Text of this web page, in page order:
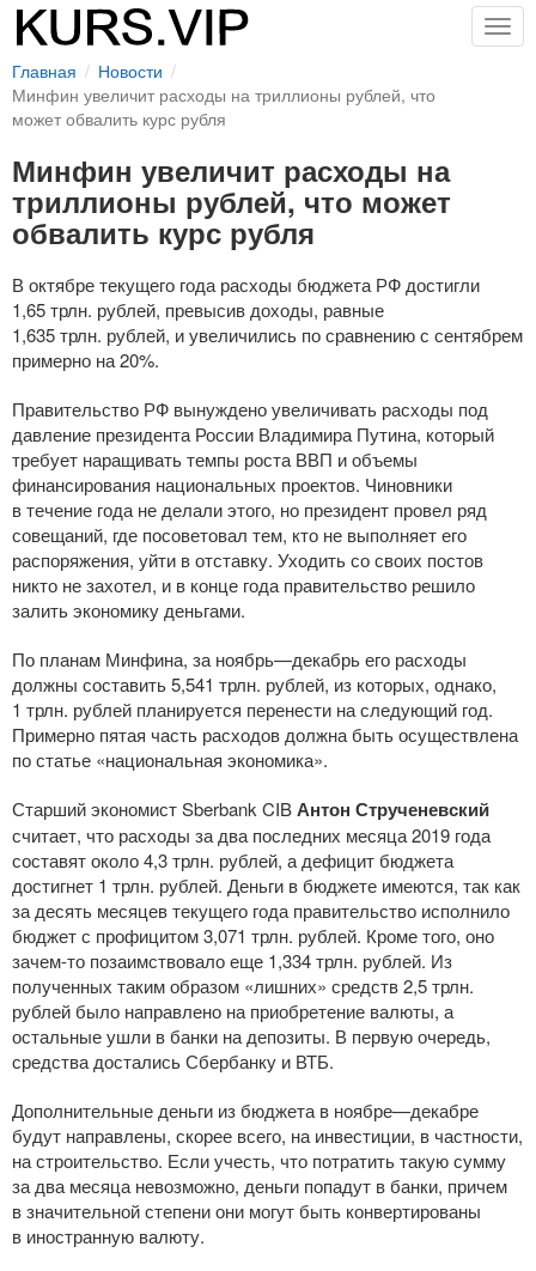
Главная
Новости
Минфин увеличит расходы на триллионы рублей, что
может обвалить курс рубля
Минфин увеличит расходы на
триллионы рублей, что может
обвалить курс рубля
В октябре текущего года расходы бюджета РФ достигли
1,65 трлн. рублей, превысив доходы, равные
1,635 трлн. рублей, и увеличились по сравнению с сентябрем
примерно на 20%.
Правительство РФ вынуждено увеличивать расходы под
давление президента России Владимира Путина, который
требует наращивать темпы роста ВВП и объемы
финансирования национальных проектов. Чиновники
в течение года не делали этого, но президент провел ряд
совещаний, где посоветовал тем, кто не выполняет его
распоряжения, уйти в отставку. Уходить со своих постов
никто не захотел, и в конце года правительство решило
залить экономику деньгами.
По планам Минфина, за ноябрь—декабрь его расходы
должны составить 5,541 трлн. рублей, из которых, однако,
1 трлн. рублей планируется перенести на следующий год.
Примерно пятая часть расходов должна быть осуществлена
по статье «национальная экономика».
Старший экономист Sberbank CIBАнтон Струченевский
считает, что расходы за два последних месяца 2019 года
составят около 4,3 трлн. рублей, а дефицит бюджета
достигнет 1 трлн. рублей. Деньги в бюджете имеются, так как
за десять месяцев текущего года правительство исполнило
бюджет с профицитом 3,071 трлн. рублей. Кроме того, оно
зачем-то позаимствовало еще 1,334 трлн. рублей. Из
полученных таким образом «лишних» средств 2,5 трлн.
рублей было направлено на приобретение валюты, а
остальные ушли в банки на депозиты. В первую очередь,
средства достались Сбербанку и ВТБ.
Дополнительные деньги из бюджета в ноябре—декабре
будут направлены, скорее всего, на инвестиции, в частности,
на строительство. Если учесть, что потратить такую сумму
за два месяца невозможно, деньги попадут в банки, причем
в значительной степени они могут быть конвертированы
в иностранную валюту.